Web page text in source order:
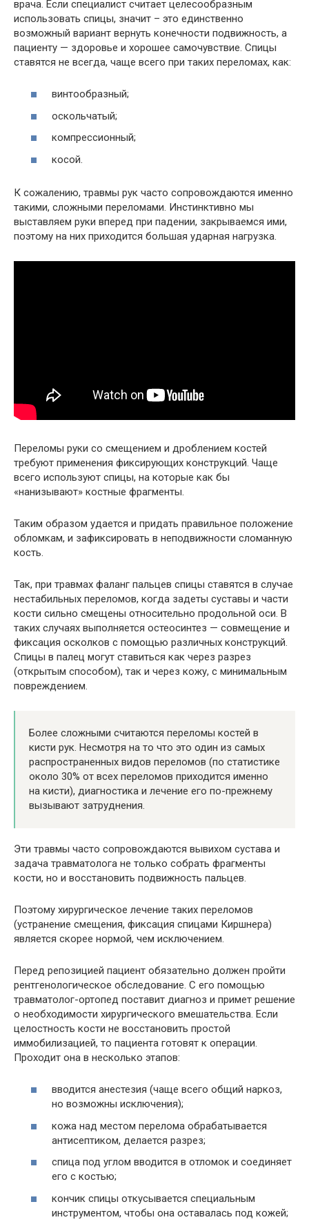
врача. Если специалист считает целесообразным
использовать спицы, значит – это единственно
возможный вариант вернуть конечности подвижность, а
пациенту — здоровье и хорошее самочувствие. Спицы
ставятся не всегда, чаще всего при таких переломах, как:
винтообразный;
оскольчатый;
компрессионный;
косой.
К сожалению, травмы рук часто сопровождаются именно
такими, сложными переломами. Инстинктивно мы
выставляем руки вперед при падении, закрываемся ими,
поэтому на них приходится большая ударная нагрузка.
Переломы руки со смещением и дроблением костей
требуют применения фиксирующих конструкций. Чаще
всего используют спицы, на которые как бы
«нанизывают» костные фрагменты.
Таким образом удается и придать правильное положение
обломкам, и зафиксировать в неподвижности сломанную
кость.
Так, при травмах фаланг пальцев спицы ставятся в случае
нестабильных переломов, когда задеты суставы и части
кости сильно смещены относительно продольной оси. В
таких случаях выполняется остеосинтез — совмещение и
фиксация осколков с помощью различных конструкций.
Спицы в палец могут ставиться как через разрез
(открытым способом), так и через кожу, с минимальным
повреждением.
Более сложными считаются переломы костей в
кисти рук. Несмотря на то что это один из самых
распространенных видов переломов (по статистике
около 30% от всех переломов приходится именно
на кисти), диагностика и лечение его по-прежнему
вызывают затруднения.
Эти травмы часто сопровождаются вывихом сустава и
задача травматолога не только собрать фрагменты
кости, но и восстановить подвижность пальцев.
Поэтому хирургическое лечение таких переломов
(устранение смещения, фиксация спицами Киршнера)
является скорее нормой, чем исключением.
Перед репозицией пациент обязательно должен пройти
рентгенологическое обследование. С его помощью
травматолог-ортопед поставит диагноз и примет решение
о необходимости хирургического вмешательства. Если
целостность кости не восстановить простой
иммобилизацией, то пациента готовят к операции.
Проходит она в несколько этапов:
вводится анестезия (чаще всего общий наркоз,
но возможны исключения);
кожа над местом перелома обрабатывается
антисептиком, делается разрез;
спица под углом вводится в отломок и соединяет
его с костью;
кончик спицы откусывается специальным
инструментом, чтобы она оставалась под кожей;